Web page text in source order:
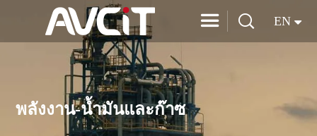
  EN
พลังงาน-น้ำมันและก๊าซ